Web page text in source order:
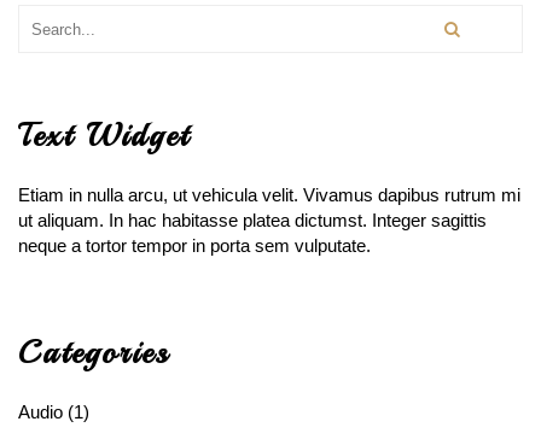
Text Widget
Etiam in nulla arcu, ut vehicula velit. Vivamus dapibus rutrum mi
ut aliquam. In hac habitasse platea dictumst. Integer sagittis
neque a tortor tempor in porta sem vulputate.
Categories
Audio (1)